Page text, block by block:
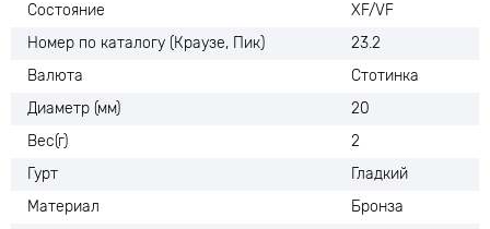
Состояние
XF/VF
Номер по каталогу (Краузе, Пик)
23.2
Валюта
Стотинка
Диаметр (мм)
20
Вес(г)
2
Гурт
Гладкий
Материал
Бронза